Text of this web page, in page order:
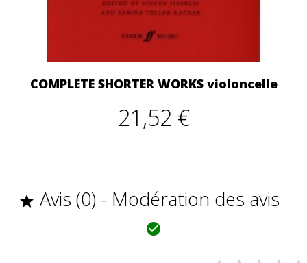
COMPLETE SHORTER WORKS violoncelle
21,52 €
 Avis (0) - Modération des avis
